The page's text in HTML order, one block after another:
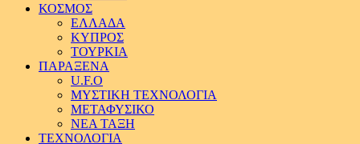
ΚΟΣΜΟΣ
ΕΛΛΑΔΑ
ΚΥΠΡΟΣ
ΤΟΥΡΚΙΑ
ΠΑΡΑΞΕΝΑ
U.F.O
ΜΥΣΤΙΚΗ ΤΕΧΝΟΛΟΓΙΑ
ΜΕΤΑΦΥΣΙΚΟ
ΝΕΑ ΤΑΞΗ
ΤΕΧΝΟΛΟΓΙΑ